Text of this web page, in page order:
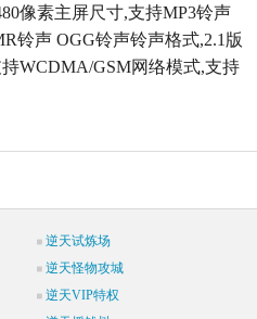
像素主屏尺寸,支持MP3铃声
铃声 OGG铃声铃声格式,2.1版
WCDMA/GSM网络模式,支持
逆天试炼场
逆天怪物攻城
逆天VIP特权